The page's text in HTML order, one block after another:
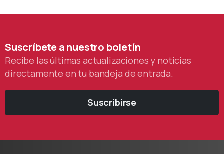
Suscríbeteanuestro boletín
Recibe las últimas actualizaciones y noticias
directamente en tu bandeja de entrada.
Suscribirse